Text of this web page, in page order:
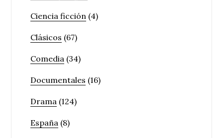
Ciencia ficción (4)
Clásicos (67)
Comedia (34)
Documentales (16)
Drama (124)
España (8)